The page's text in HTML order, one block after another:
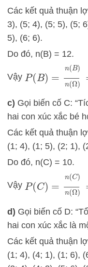
Các kết quả thuận
3), (5; 4), (5; 5), (5;
5), (6; 6).
Do đó, n(B) = 12.
Vậy P (B)= B)n(
c) Gọi biến cố C:
hai con xúc xắc bé
Các kết quả thuận
(1; 4), (1; 5), (2; 1),
Do đó, n(C) = 10.
Vậy P (C) C)n(
d) Gọi biến cố D:
hai con xúc xắc là
Các kết quả thuận
(1; 4), (4; 1), (1; 6),